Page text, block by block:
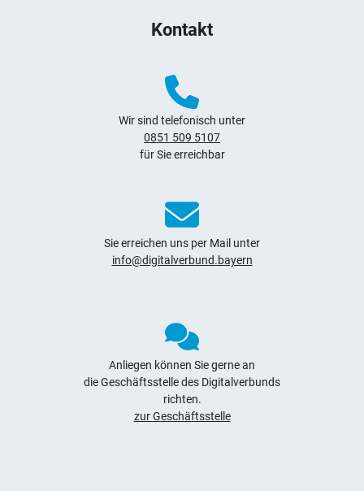
Kontakt
Wir sind telefonisch unter
0851 509 5107
für Sie erreichbar
Sie erreichen uns per Mail unter
info@digitalverbund.bayern
Anliegen können Sie gerne an
die Geschäftsstelle des Digitalverbunds
richten.
zur Geschäftsstelle